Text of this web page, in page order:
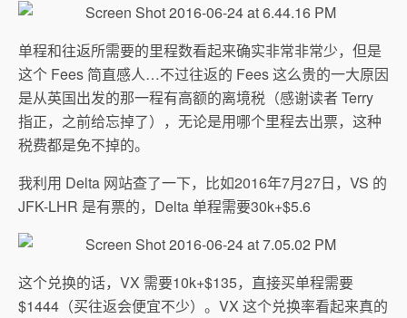
单程和往返所需要的里程数看起来确实非常非常少，但是
这个 Fees 简直感人…不过往返的 Fees 这么贵的一大原因
是从英国出发的那一程有高额的离境税（感谢读者 Terry
指正，之前给忘掉了），无论是用哪个里程去出票，这种
税费都是免不掉的。
我利用 Delta 网站查了一下，比如2016年7月27日，VS 的
JFK-LHR 是有票的，Delta 单程需要30k+$5.6
这个兑换的话，VX 需要10k+$135，直接买单程需要
$1444（买往返会便宜不少）。VX 这个兑换率看起来真的